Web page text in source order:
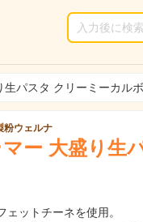
生パスタ クリーミーカル
粉ウェルナ
マー 大盛り生
ェットチーネを使用。